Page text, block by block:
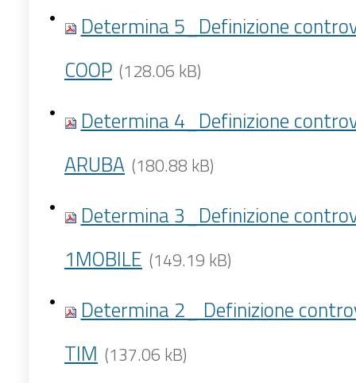
Determina 5_Definizione
COOP (128.06 kB)
Determina 4_Definizione
ARUBA (180.88 kB)
Determina 3_Definizione
1MOBILE (149.19 kB)
Determina 2_ Definizione
TIM (137.06 kB)